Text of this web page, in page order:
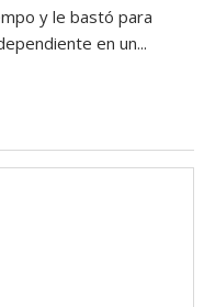
y le bastó para
en un...